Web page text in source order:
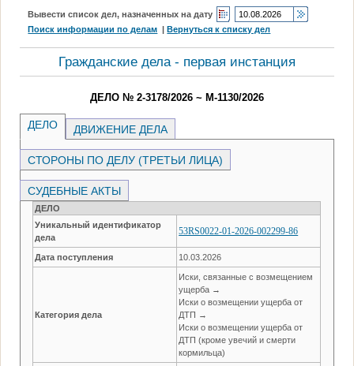
Вывести список дел, назначенных на дату
Поиск информации по делам |Вернуться к списку дел
Гражданские дела - первая инстанция
ДЕЛО № 2-3178/2026 ~ М-1130/2026
ДЕЛО ДВИЖЕНИЕ ДЕЛА
СТОРОНЫ ПО ДЕЛУ (ТРЕТЬИ ЛИЦА)
СУДЕБНЫЕ АКТЫ
ДЕЛО
Уникальный идентификатор
дела
53RS0022-01-2026-002299-86
Дата поступления 10.03.2026
Категория дела
Иски, связанные с возмещением
ущерба →
Иски о возмещении ущерба от
ДТП →
Иски о возмещении ущерба от
ДТП (кроме увечий и смерти
кормильца)